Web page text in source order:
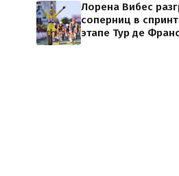
Лорена Вибес
соперниц в
этапе Тур де